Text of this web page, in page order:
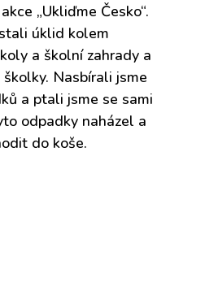
„Ukliďme Česko“.
úklid kolem
a školní zahrady a
Nasbírali jsme
a ptali jsme se sami
odpadky naházel a
do koše.